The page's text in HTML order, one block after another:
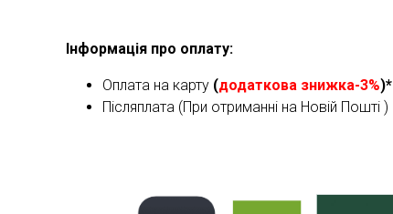
Інформація про оплату:
Оплата на карту (додаткова знижка-3%)*
Післяплата (При отриманні на Новій Пошті )